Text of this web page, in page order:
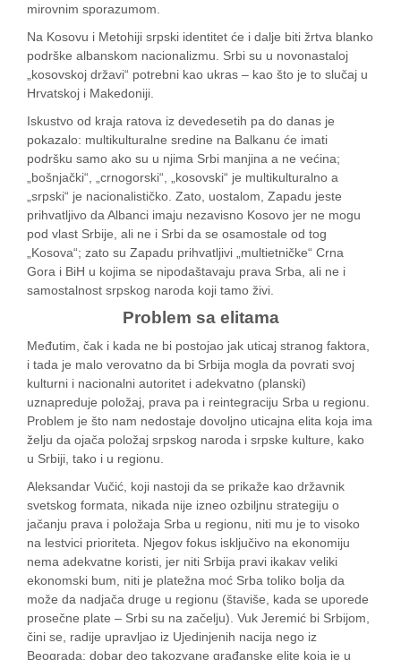
mirovnim sporazumom.
Na Kosovu i Metohiji srpski identitet će i dalje biti žrtva blanko
podrške albanskom nacionalizmu. Srbi su u novonastaloj
„kosovskoj državi“ potrebni kao ukras – kao što je to slučaj u
Hrvatskoj i Makedoniji.
Iskustvo od kraja ratova iz devedesetih pa do danas je
pokazalo: multikulturalne sredine na Balkanu će imati
podršku samo ako su u njima Srbi manjina a ne većina;
„bošnjački“, „crnogorski“, „kosovski“ je multikulturalno a
„srpski“ je nacionalističko. Zato, uostalom, Zapadu jeste
prihvatljivo da Albanci imaju nezavisno Kosovo jer ne mogu
pod vlast Srbije, ali ne i Srbi da se osamostale od tog
„Kosova“; zato su Zapadu prihvatljivi „multietničke“ Crna
Gora i BiH u kojima se nipodaštavaju prava Srba, ali ne i
samostalnost srpskog naroda koji tamo živi.
Problem sa elitama
Međutim, čak i kada ne bi postojao jak uticaj stranog faktora,
i tada je malo verovatno da bi Srbija mogla da povrati svoj
kulturni i nacionalni autoritet i adekvatno (planski)
uznapreduje položaj, prava pa i reintegraciju Srba u regionu.
Problem je što nam nedostaje dovoljno uticajna elita koja ima
želju da ojača položaj srpskog naroda i srpske kulture, kako
u Srbiji, tako i u regionu.
Aleksandar Vučić, koji nastoji da se prikaže kao državnik
svetskog formata, nikada nije izneo ozbiljnu strategiju o
jačanju prava i položaja Srba u regionu, niti mu je to visoko
na lestvici prioriteta. Njegov fokus isključivo na ekonomiju
nema adekvatne koristi, jer niti Srbija pravi ikakav veliki
ekonomski bum, niti je platežna moć Srba toliko bolja da
može da nadjača druge u regionu (štaviše, kada se uporede
prosečne plate – Srbi su na začelju). Vuk Jeremić bi Srbijom,
čini se, radije upravljao iz Ujedinjenih nacija nego iz
Beograda; dobar deo takozvane građanske elite koja je u